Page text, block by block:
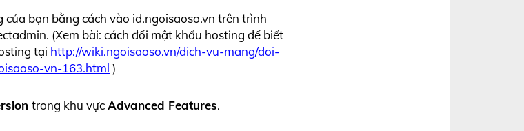
của bạn bằng cách vào id.ngoisaoso.vn trên trình
(Xem bài: cách đổi mật khẩu hosting để biết
tại http://wiki.ngoisaoso.vn/dich-vu-mang/doi-
vn-163.html )
trong khu vựcAdvanced Features.